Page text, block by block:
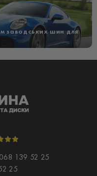
заводських шин для
068 139 52 25
25